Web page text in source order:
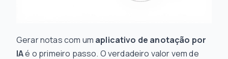
Gerar notas com um aplicativo de anotação por
IAé o primeiro passo. O verdadeiro valor vem de